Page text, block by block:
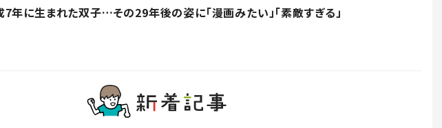
7年に生まれた双子…その29年後の姿に「漫画みたい」「素敵すぎる」